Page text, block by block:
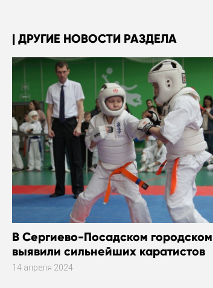
ДРУГИЕ НОВОСТИ РАЗДЕЛА
В Сергиево-Посадском
выявили сильнейших каратистов
14 апреля 2024